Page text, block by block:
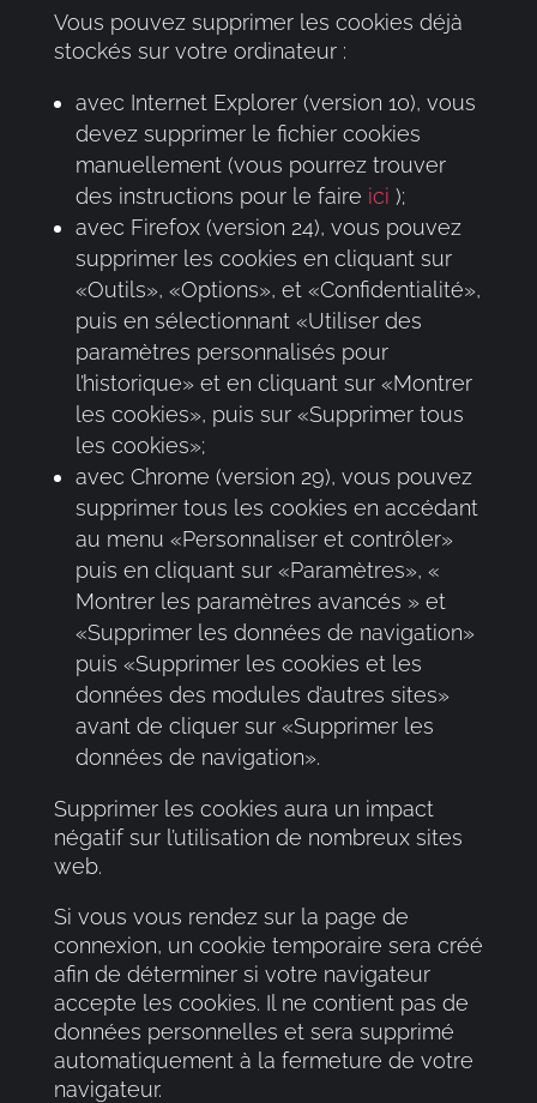
Vous pouvez supprimer les cookies déjà
stockés sur votre ordinateur :
avec Internet Explorer (version 10), vous
devez supprimer le fichier cookies
manuellement (vous pourrez trouver
des instructions pour le faire ici );
avec Firefox (version 24), vous pouvez
supprimer les cookies en cliquant sur
«Outils», «Options», et «Confidentialité»,
puis en sélectionnant «Utiliser des
paramètres personnalisés pour
l’historique» et en cliquant sur «Montrer
les cookies», puis sur «Supprimer tous
les cookies»;
avec Chrome (version 29), vous pouvez
supprimer tous les cookies en accédant
au menu «Personnaliser et contrôler»
puis en cliquant sur «Paramètres», «
Montrer les paramètres avancés » et
«Supprimer les données de navigation»
puis «Supprimer les cookies et les
données des modules d’autres sites»
avant de cliquer sur «Supprimer les
données de navigation».
Supprimer les cookies aura un impact
négatif sur l’utilisation de nombreux sites
web.
Si vous vous rendez sur la page de
connexion, un cookie temporaire sera créé
afin de déterminer si votre navigateur
accepte les cookies. Il ne contient pas de
données personnelles et sera supprimé
automatiquement à la fermeture de votre
navigateur.